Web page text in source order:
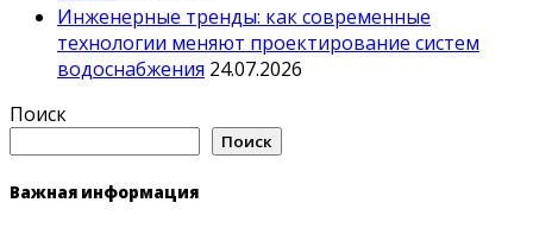
Инженерные тренды: как современные
технологии меняют проектирование систем
водоснабжения 24.07.2026
Поиск
Поиск
Важная информация